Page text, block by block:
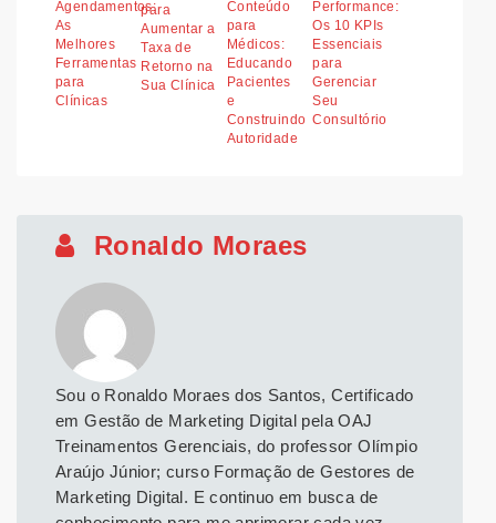
Agendamentos:
As
Melhores
Ferramentas
para
Clínicas
para
Aumentar a
Taxa de
Retorno na
Sua Clínica
Conteúdo
para
Médicos:
Educando
Pacientes
e
Construindo
Autoridade
Performance:
Os 10 KPIs
Essenciais
para
Gerenciar
Seu
Consultório
Ronaldo Moraes
Sou o Ronaldo Moraes dos Santos, Certificado
em Gestão de Marketing Digital pela OAJ
Treinamentos Gerenciais, do professor Olímpio
Araújo Júnior; curso Formação de Gestores de
Marketing Digital. E continuo em busca de